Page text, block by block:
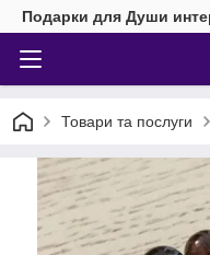
Подарки для Души
Товари та послуги